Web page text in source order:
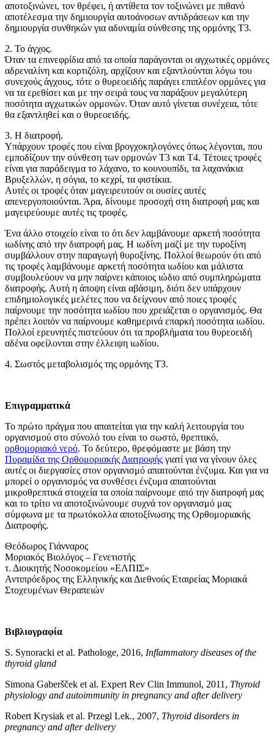
αποτοξινώνει, τον θρέφει, ή αντίθετα τον τοξινώνει με πιθανό
αποτέλεσμα την δημιουργία αυτοάνοσων αντιδράσεων και την
δημιουργία συνθηκών για αδυναμία σύνθεσης της ορμόνης Τ3.
2. Το άγχος.
Όταν τα επινεφρίδια από τα οποία παράγονται οι αγχωτικές ορμόνες
αδρεναλίνη και κορτιζόλη, αρχίζουν και εξαντλούνται λόγω του
συνεχούς άγχους, τότε ο θυρεοειδής παράγει επιπλέον ορμόνες για
να τα ερεθίσει και με την σειρά τους να παράξουν μεγαλύτερη
ποσότητα αγχωτικών ορμονών. Όταν αυτό γίνεται συνέχεια, τότε
θα εξαντληθεί και ο θυρεοειδής.
3. Η διατροφή.
Υπάρχουν τροφές που είναι βρογχοκηλογόνες όπως λέγονται, που
εμποδίζουν την σύνθεση των ορμονών Τ3 και Τ4. Τέτοιες τροφές
είναι για παράδειγμα το λάχανο, το κουνουπίδι, τα λαχανάκια
Βρυξελλών, η σόγια, το κεχρί, τα φιστίκια.
Αυτές οι τροφές όταν μαγειρευτούν οι ουσίες αυτές
απενεργοποιούνται. Άρα, δίνουμε προσοχή στη διατροφή μας και
μαγειρεύουμε αυτές τις τροφές.
Ένα άλλο στοιχείο είναι το ότι δεν λαμβάνουμε αρκετή ποσότητα
ιωδίνης από την διατροφή μας. Η ιωδίνη μαζί με την τυροξίνη
συμβάλλουν στην παραγωγή θυροξίνης. Πολλοί θεωρούν ότι από
τις τροφές λαμβάνουμε αρκετή ποσότητα ιωδίου και μάλιστα
συμβουλεύουν να μην παίρνει κάποιος ιώδιο από συμπληρώματα
διατροφής. Αυτή η άποψη είναι αβάσιμη, διότι δεν υπάρχουν
επιδημιολογικές μελέτες που να δείχνουν από ποιες τροφές
παίρνουμε την ποσότητα ιωδίου που χρειάζεται ο οργανισμός. Θα
πρέπει λοιπόν να παίρνουμε καθημερινά επαρκή ποσότητα ιωδίου.
Πολλοί ερευνητές πιστεύουν ότι τα προβλήματα του θυρεοειδή
αδένα οφείλονται στην έλλειψη ιωδίου.
4. Σωστός μεταβολισμός της ορμόνης Τ3.
Επιγραμματικά
Το πρώτο πράγμα που απαιτείται για την καλή λειτουργία του
οργανισμού στο σύνολό του είναι το σωστό, θρεπτικό,
ορθομοριακό νερό. Το δεύτερο, θρεφόμαστε με βάση την
Πυραμίδα της Ορθομοριακής Διατροφής γιατί για να γίνουν όλες
αυτές οι διεργασίες στον οργανισμό απαιτούνται ένζυμα. Και για να
μπορεί ο οργανισμός να συνθέσει ένζυμα απαιτούνται
μικροθρεπτικά στοιχεία τα οποία παίρνουμε από την διατροφή μας
και το τρίτο να αποτοξινώνουμε συχνά τον οργανισμό μας
σύμφωνα με τα πρωτόκολλα αποτοξίνωσης της Ορθομοριακής
Διατροφής.
Θεόδωρος Γιάνναρος
Μοριακός Βιολόγος – Γενετιστής
τ. Διοικητής Νοσοκομείου «ΕΛΠΙΣ»
Αντιπρόεδρος της Ελληνικής και Διεθνούς Εταιρείας Μοριακά
Στοχευμένων Θεραπειών
Βιβλιογραφία
S. Synoracki et al. Pathologe, 2016, Inflammatory diseases of the
thyroid gland
Simona Gaberšček et al. Expert Rev Clin Immunol, 2011, Thyroid
physiology and autoimmunity in pregnancy and after delivery
Robert Krysiak et al. Przegl Lek., 2007, Thyroid disorders in
pregnancy and after delivery